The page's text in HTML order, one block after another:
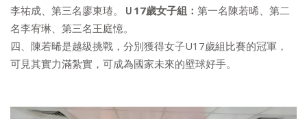
李祐成、第三名廖東瑃。
Ｕ 17歲女子組： 第一名陳若晞、第二
名李宥琳、第三名王庭憶。
四、陳若晞是越級挑戰，分別獲得女子U17歲組比賽的冠軍，
可見其實力滿紮實，可成為國家未來的壁球好手。